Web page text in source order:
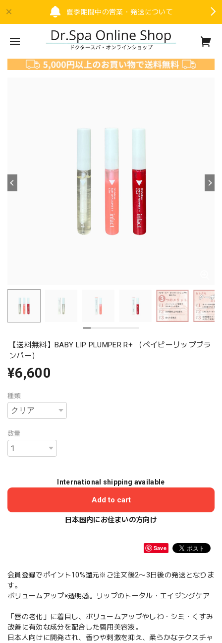
夏季期間中の営業・発送について
【送料無料】BABY LIP PLUMPER R+ （ベイビーリッププラ
ンパー）
¥6,600
種類
数量
International shipping available
Add to cart
日本国内にお住まいの方向け
Save
会員登録でポイント10%還元※ご注文後2〜3日後の発送となりま
す。
ボリュームアップ×透明感。リップのトータル・エイジングケア
「唇の老化」に着目し、ボリュームアップやしわ・シミ・くすみ
改善に有効な成分を配合した唇用美容液。
日本人向けに開発され、香りや刺激を抑え、柔らかなテクスチャ